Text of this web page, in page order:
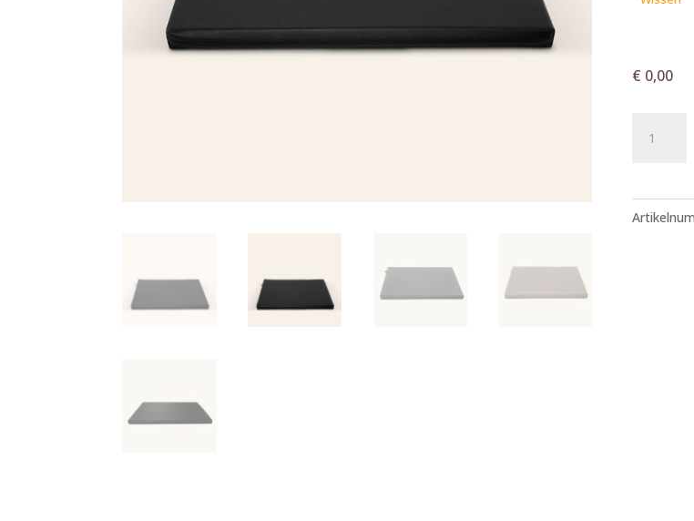
€ 0,00
50x73
aantal